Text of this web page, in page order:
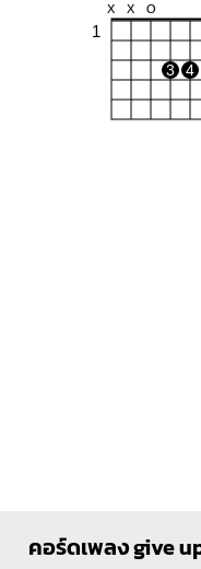
X X O
1
3 4
คอร์ดเพลง give